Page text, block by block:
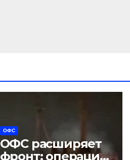
ОФС
ОФС расширяет
фронт: операция